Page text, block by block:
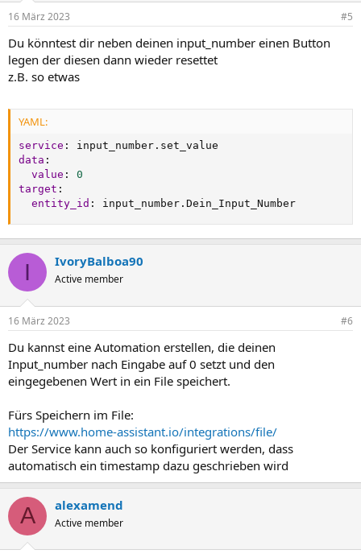
16 März 2023 #5
Du könntest dir neben deinen input_number einen Button
legen der diesen dann wieder resettet
z.B. so etwas
YAML:
service :
data :
value :
0
target :
entity_id : input_number.Dein_Input_Number
I IvoryBalboa90
Active member
16 März 2023 #6
Du kannst eine Automation erstellen, die deinen
Input_number nach Eingabe auf 0 setzt und den
eingegebenen Wert in ein File speichert.
Fürs Speichern im File:
https://www.home-assistant.io/integrations/file/
Der Service kann auch so konfiguriert werden, dass
automatisch ein timestamp dazu geschrieben wird
A alexamend
Active member